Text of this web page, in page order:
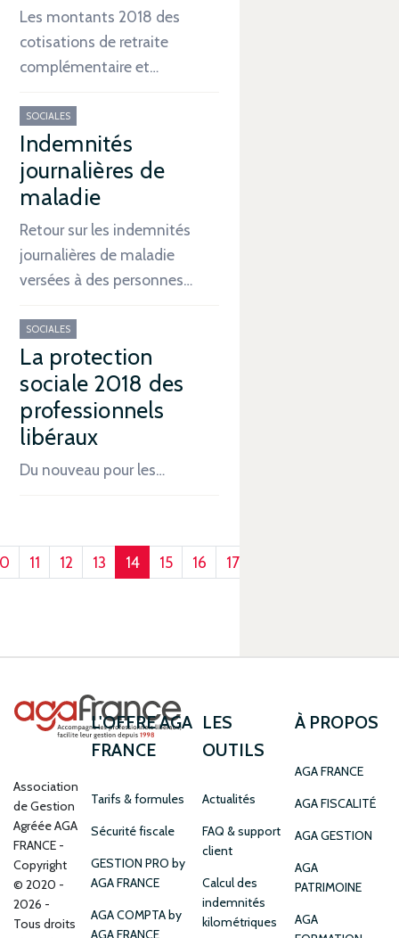
Les montants 2018 des
cotisations de retraite
complémentaire et…
SOCIALES
Indemnités
journalières de
maladie
Retour sur les indemnités
journalières de maladie
versées à des personnes…
SOCIALES
La protection
sociale 2018 des
professionnels
libéraux
Du nouveau pour les…
11 12 13 14 15 16 17
Association
de Gestion
Agréée AGA
FRANCE
Copyright
© 2020 -
2026 -
Tous droits
L'OFFRE AGA
FRANCE
Tarifs & formules
Sécurité fiscale
GESTION PRO by
AGA FRANCE
AGA COMPTA by
AGA FRANCE
LES
OUTILS
Actualités
FAQ & support
client
Calcul des
indemnités
kilométriques
À PROPOS
AGA FRANCE
AGA FISCALITÉ
AGA GESTION
AGA
PATRIMOINE
AGA